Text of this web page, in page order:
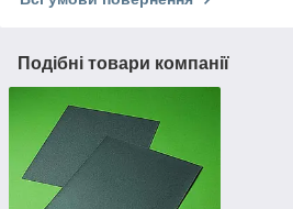
Подібні товари компанії